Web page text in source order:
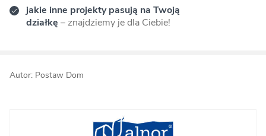
jakie inne projekty pasują na Twoją
działkę – znajdziemy je dla Ciebie!
Autor: Postaw Dom